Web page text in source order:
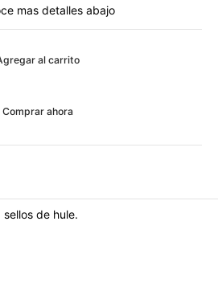
mas detalles abajo
al carrito
Comprar ahora
de hule.